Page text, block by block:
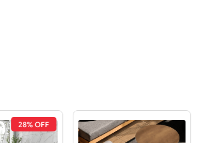
28% OFF